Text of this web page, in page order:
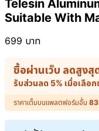
Telesin
Suitable With
699 บาท
ซื้อผ่านเว็บ ลดสูงสุ
รับส่วนลด 5% เมื่อเลือก
ราคาเต็มบนแพลตฟอร์มอื่น